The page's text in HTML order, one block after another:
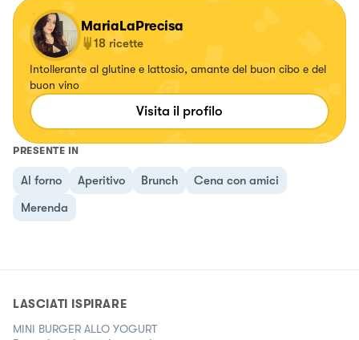
MariaLaPrecisa
18 ricette
Intollerante al glutine e lattosio, amante del buon cibo e del
buon vino
Visita il profilo
PRESENTE IN
Al forno Aperitivo Brunch
Cena con amici
Merenda
LASCIATI ISPIRARE
MINI BURGER ALLO YOGURT